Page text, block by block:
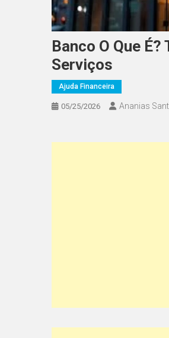
Banco O Que
Serviços
Ajuda Financeira
05/25/2026 Ananias